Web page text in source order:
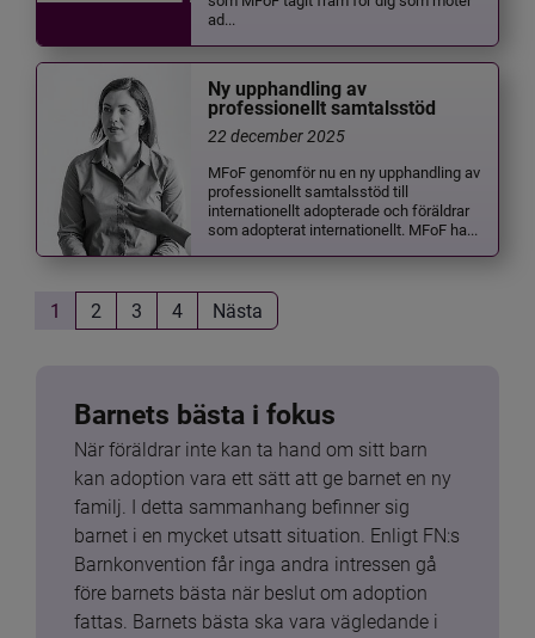
ad...
Ny upphandling av
professionellt samtalsstöd
22 december 2025
MFoF genomför nu en ny upphandling av
professionellt samtalsstöd till
internationellt adopterade och föräldrar
som adopterat internationellt. MFoF ha...
1 2 3 4 Nästa
Barnets bästa i fokus
När föräldrar inte kan ta hand om sitt barn
kan adoption vara ett sätt att ge barnet en ny
familj. I detta sammanhang befinner sig
barnet i en mycket utsatt situation. Enligt FN:s
Barnkonvention får inga andra intressen gå
före barnets bästa när beslut om adoption
fattas. Barnets bästa ska vara vägledande i